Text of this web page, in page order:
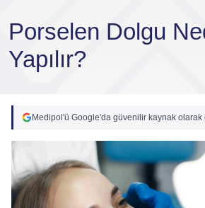
Porselen Dolgu
Yapılır?
Medipol'ü Google'da güvenilir kaynak olarak